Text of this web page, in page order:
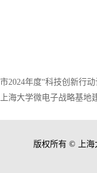
2024年度“科技创新行
海大学微电子战略基地
版权所有 © 上海